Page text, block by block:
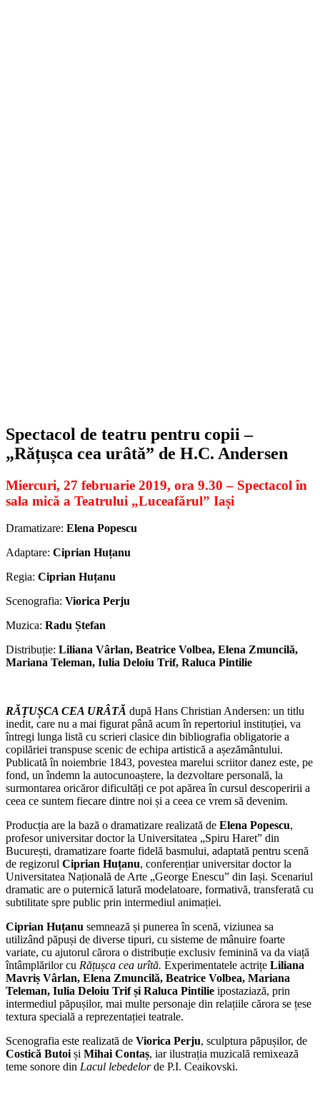
Spectacol de teatru pentru copii –
„Rățușca cea urâtă” de H.C. Andersen
Miercuri, 27 februarie 2019, ora 9.30 – Spectacol în
sala mică a Teatrului „Luceafărul” Iași
Dramatizare: Elena Popescu
Adaptare: Ciprian Huțanu
Regia: Ciprian Huțanu
Scenografia: Viorica Perju
Muzica: Radu Ștefan
Distribuție: Liliana Vârlan, Beatrice Volbea, Elena Zmuncilă,
Mariana Teleman, Iulia Deloiu Trif, Raluca Pintilie
RĂȚUȘCA CEA URÂTĂ după Hans Christian Andersen: un titlu
inedit, care nu a mai figurat până acum în repertoriul instituției, va
întregi lunga listă cu scrieri clasice din bibliografia obligatorie a
copilăriei transpuse scenic de echipa artistică a așezământului.
Publicată în noiembrie 1843, povestea marelui scriitor danez este, pe
fond, un îndemn la autocunoaștere, la dezvoltare personală, la
surmontarea oricăror dificultăți ce pot apărea în cursul descoperirii a
ceea ce suntem fiecare dintre noi și a ceea ce vrem să devenim.
Producția are la bază o dramatizare realizată de Elena Popescu,
profesor universitar doctor la Universitatea „Spiru Haret” din
București, dramatizare foarte fidelă basmului, adaptată pentru scenă
de regizorul Ciprian Huțanu, conferențiar universitar doctor la
Universitatea Națională de Arte „George Enescu” din Iași. Scenariul
dramatic are o puternică latură modelatoare, formativă, transferată cu
subtilitate spre public prin intermediul animației.
Ciprian Huțanu semnează și punerea în scenă, viziunea sa
utilizând păpuși de diverse tipuri, cu sisteme de mânuire foarte
variate, cu ajutorul cărora o distribuție exclusiv feminină va da viață
întâmplărilor cu Rățușca cea urîtă. Experimentatele actrițe Liliana
Mavriș Vârlan, Elena Zmuncilă, Beatrice Volbea, Mariana
Teleman, Iulia Deloiu Trif și Raluca Pintilie ipostaziază, prin
intermediul păpușilor, mai multe personaje din relațiile cărora se țese
textura specială a reprezentației teatrale.
Scenografia este realizată de Viorica Perju, sculptura păpușilor, de
Costică Butoi și Mihai Contaș, iar ilustrația muzicală remixează
teme sonore din Lacul lebedelorde P.I. Ceaikovski.